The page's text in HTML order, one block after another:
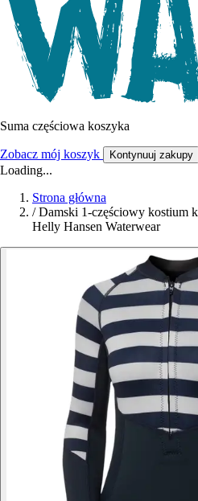
Suma częściowa koszyka
Zobacz mój koszyk Kontynuuj zakupy
Loading...
Strona główna
/ Damski 1-częściowy kostium
Helly Hansen Waterwear